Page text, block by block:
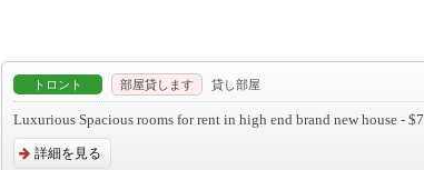
トロント 部屋貸します 貸し部屋
Luxurious Spacious rooms for rent in high end brand new house -
詳細を見る